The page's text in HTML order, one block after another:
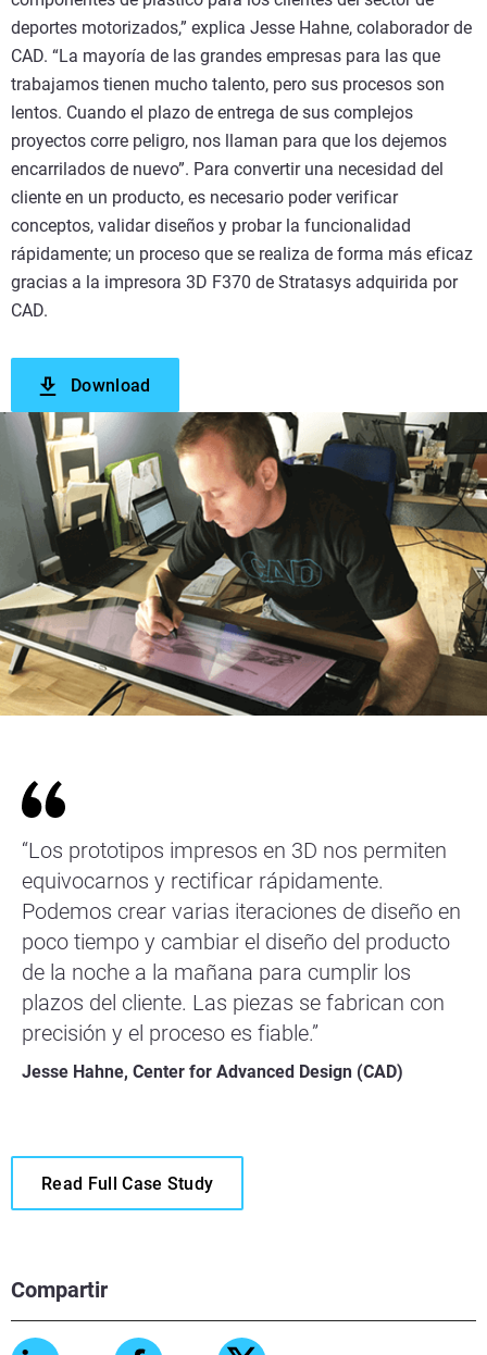
Compartir
deportes motorizados,” explica Jesse Hahne, colaborador de
CAD. “La mayoría de las grandes empresas para las que
trabajamos tienen mucho talento, pero sus procesos son
lentos. Cuando el plazo de entrega de sus complejos
proyectos corre peligro, nos llaman para que los dejemos
encarrilados de nuevo”. Para convertir una necesidad del
cliente en un producto, es necesario poder verificar
conceptos, validar diseños y probar la funcionalidad
rápidamente; un proceso que se realiza de forma más eficaz
gracias a la impresora 3D F370 de Stratasys adquirida por
CAD.
Download
“Los prototipos impresos en 3D nos permiten
equivocarnos y rectificar rápidamente.
Podemos crear varias iteraciones de diseño en
poco tiempo y cambiar el diseño del producto
de la noche a la mañana para cumplir los
plazos del cliente. Las piezas se fabrican con
precisión y el proceso es fiable.”
Jesse Hahne, Center for Advanced Design (CAD)
Read Full Case Study